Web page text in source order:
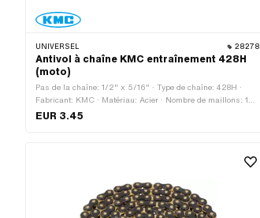
UNIVERSEL 28278
Antivol à chaîne KMC entraînement 428H
(moto)
Pas de la chaîne: 1/2" x 5/16" · Type de chaîne: 428H ·
Fabricant: KMC · Matériau: Acier · Nombre de maillons: 1
pcs · Type de cadenas à chaîne: Fermeture à ressort ·
EUR 3.45